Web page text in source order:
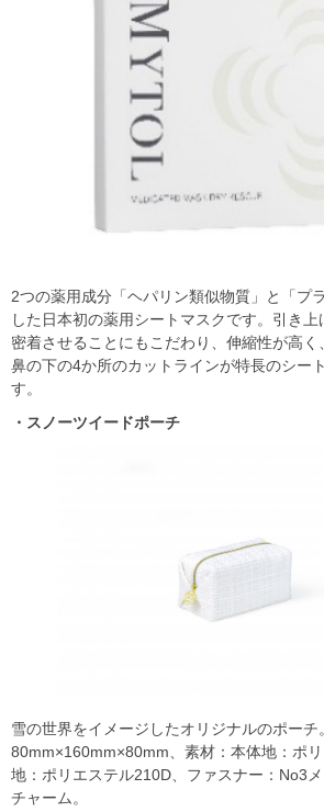
2つの薬用成分「ヘパリン類似物質」と「プ
した日本初の薬用シートマスクです。引き
密着させることにもこだわり、伸縮性が高く
鼻の下の4か所のカットラインが特長のシー
す。
・スノーツイードポーチ
雪の世界をイメージしたオリジナルのポーチ
80mm×160mm×80mm、素材：本体地：ポ
地：ポリエステル210D、ファスナー：No3
チャーム。